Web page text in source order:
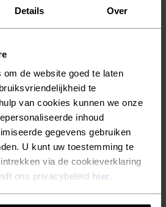
Details Over
de website goed te laten
te
van cookies kunnen we onze
inhoud
gegevens gebruiken
U kunt uw toestemming te
via de cookieverklaring
ons privacybeleid hier .
langdurig comfort.
MATIG